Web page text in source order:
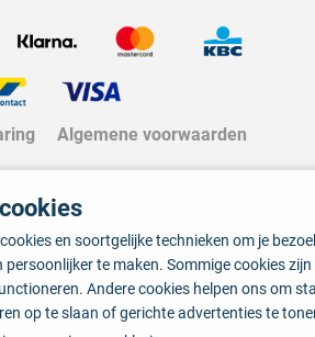
Algemene voorwaarden
en soortgelijke technieken om je
persoonlijker te maken. Sommige cookies
Andere cookies helpen ons om
op te slaan of gerichte advertenties te